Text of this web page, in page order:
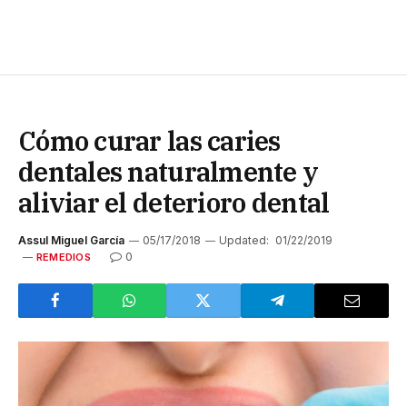
Cómo curar las caries
dentales naturalmente y
aliviar el deterioro dental
Assul Miguel García 05/17/2018 Updated: 01/22/2019
REMEDIOS 0